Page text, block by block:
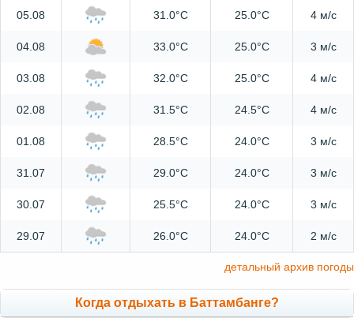
05.08 31.0°C 25.0°C 4 м/с
04.08 33.0°C 25.0°C 3 м/с
03.08 32.0°C 25.0°C 4 м/с
02.08 31.5°C 24.5°C 4 м/с
01.08 28.5°C 24.0°C 3 м/с
31.07 29.0°C 24.0°C 3 м/с
30.07 25.5°C 24.0°C 3 м/с
29.07 26.0°C 24.0°C 2 м/с
детальный архив погоды
Когда отдыхать в Баттамбанге?